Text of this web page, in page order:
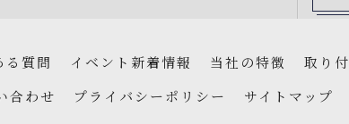
る質問 イベント新着情報 当社の特徴 取り
合わせ プライバシーポリシー サイトマップ